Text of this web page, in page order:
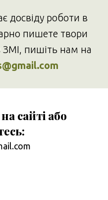
досвіду роботи в
пишете твори
ЗМІ, пишіть нам на
сайті або